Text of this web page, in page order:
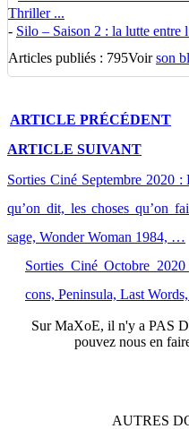
Thriller ...
- Silo – Saison 2 : la lutte entre
Articles publiés : 795Voirson
ARTICLE PRÉCÉDENT
ARTICLE SUIVANT
Sorties Ciné Septembre 2020
qu’on dit, les choses qu’on
sage, Wonder Woman 1984, …
Sorties Ciné Octobre
cons, Peninsula, Last
SurMaXoE, il n'y a PAS
pouvez nous en
AUTRES